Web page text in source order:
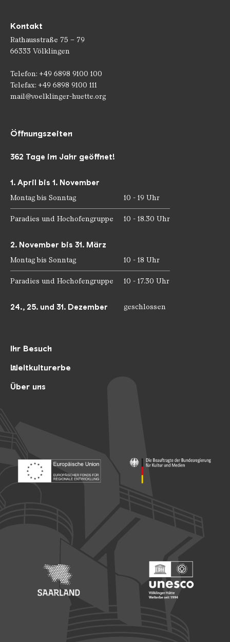
Kontakt
Rathausstraße 75 – 79
66333 Völklingen
Telefon: +49 6898 9100 100
Telefax: +49 6898 9100 111
mail@voelklinger-huette.org
Ihr Besuch
Weltkulturerbe
Über uns
Öffnungszeiten
362 Tage im Jahr geöffnet!
1. April bis 1. November
Montag bis Sonntag 10 - 19 Uhr
Paradies und Hochofengruppe 10 - 18.30 Uhr
2. November bis 31. März
Montag bis Sonntag 10 - 18 Uhr
Paradies und Hochofengruppe 10 - 17.30 Uhr
24., 25. und 31. Dezember geschlossen